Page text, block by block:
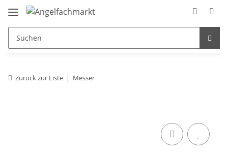
Zurück zur Liste Messer